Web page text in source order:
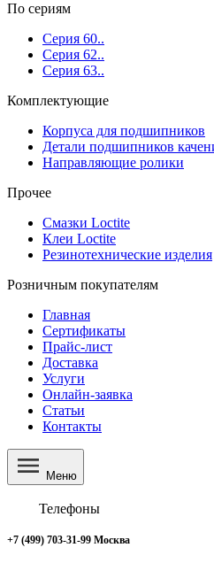
По сериям
Серия 60..
Серия 62..
Серия 63..
Комплектующие
Корпуса для подшипников
Детали подшипников
Направляющие ролики
Прочее
Смазки Loctite
Клеи Loctite
Резинотехнические изделия
Розничным покупателям
Главная
Сертификаты
Прайс-лист
Доставка
Услуги
Онлайн-заявка
Статьи
Контакты
Меню
Телефоны
+7 (499) 703-31-99 Москва